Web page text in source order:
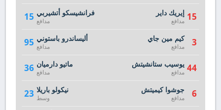
15 فرانشيسكو أتشيربي
مدافع
95 أليساندرو باستوني
مدافع
36 ماتيو دارميان
مدافع
23 نيكولو باريلا
وسط
15 إيريك داير
مدافع
3 كيم مين جاي
مدافع
44 يوسيب ستانشيتش
مدافع
6 جوشوا كيميتش
مدافع